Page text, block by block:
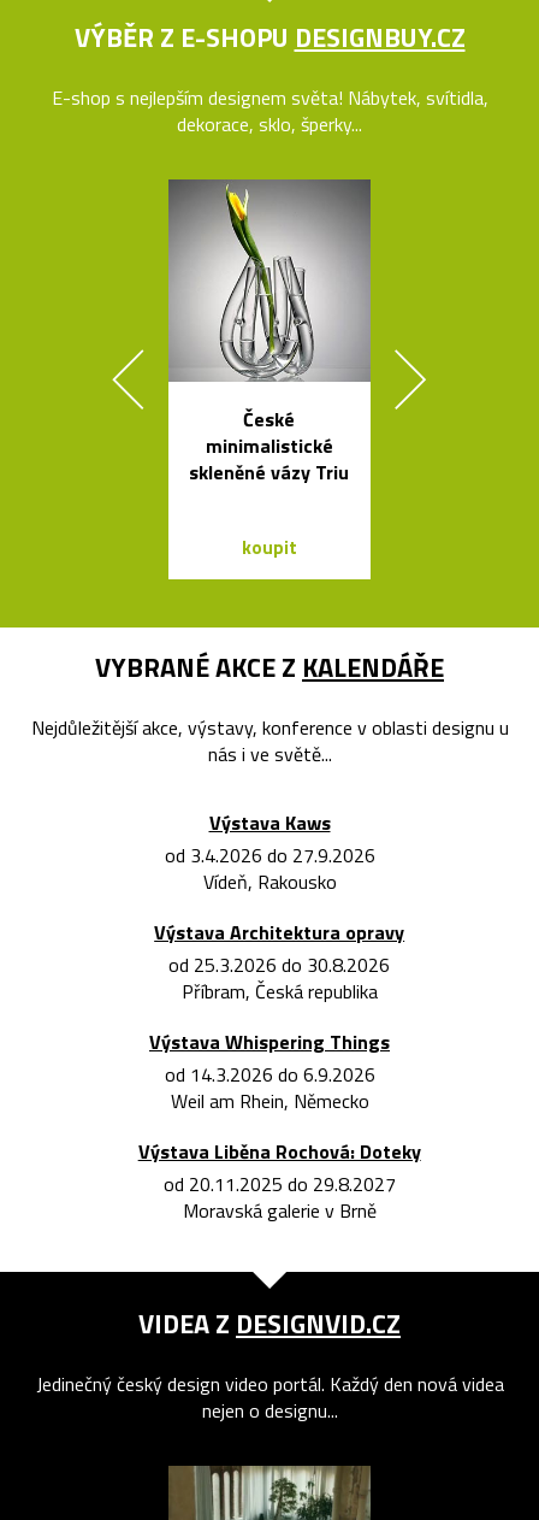
VÝBĚR Z E-SHOPU DESIGNBUY.CZ
E-shop s nejlepším designem světa! Nábytek, svítidla,
dekorace, sklo, šperky...
České
minimalistické
skleněné vázy Triu
koupit
VYBRANÉ AKCE Z KALENDÁŘE
Nejdůležitější akce, výstavy, konference v oblasti designu u
nás i ve světě...
Výstava Kaws
od 3.4.2026 do 27.9.2026
Vídeň, Rakousko
Výstava Architektura opravy
od 25.3.2026 do 30.8.2026
Příbram, Česká republika
Výstava Whispering Things
od 14.3.2026 do 6.9.2026
Weil am Rhein, Německo
Výstava Liběna Rochová: Doteky
od 20.11.2025 do 29.8.2027
Moravská galerie v Brně
VIDEA Z DESIGNVID.CZ
Jedinečný český design video portál. Každý den nová videa
nejen o designu...